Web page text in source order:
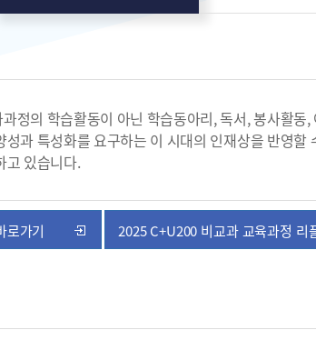
정의 학습활동이 아닌 학습동아리, 독서, 봉사활동
과 특성화를 요구하는 이 시대의 인재상을 반영할
고 있습니다.
로가기 2025 C+U200 비교과 교육과정 리